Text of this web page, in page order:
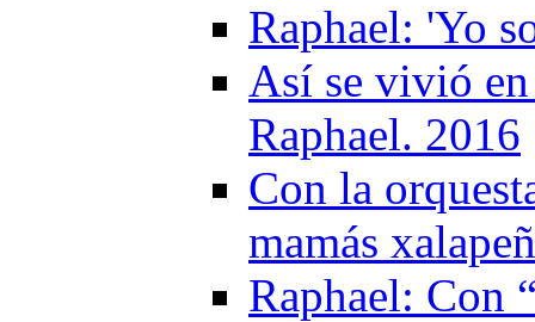
Raphael: 'Yo
Así se vivió
Raphael. 2016
Con la
mamás
Raphael: Con